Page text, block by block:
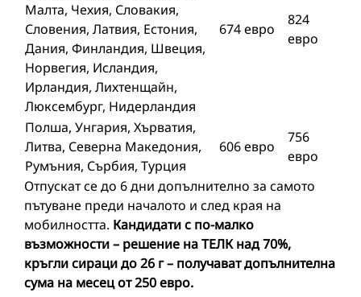
Малта, Чехия, Словакия,
Словения, Латвия, Естония,
Дания, Финландия, Швеция,
Норвегия, Исландия,
Ирландия, Лихтенщайн,
Люксембург, Нидерландия
674 евро
824
евро
Полша, Унгария, Хърватия,
Литва, Северна Македония,
Румъния, Сърбия, Турция
606 евро
756
евро
Отпускат се до 6 дни допълнително за самото
пътуване преди началото и след края на
мобилността. Кандидати с по-малко
възможности – решение на ТЕЛК над 70%,
кръгли сираци до 26 г – получават допълнителна
сума на месец от 250 евро.